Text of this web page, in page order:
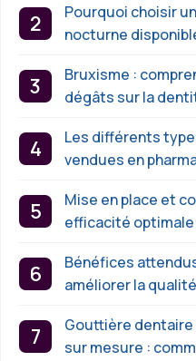
Pourquoi choisir
nocturne
Bruxisme :
dégâts sur la
Les différents
vendues en
Mise en place et
efficacité optimale
Bénéfices
améliorer la
Gouttière dentaire
sur mesure :